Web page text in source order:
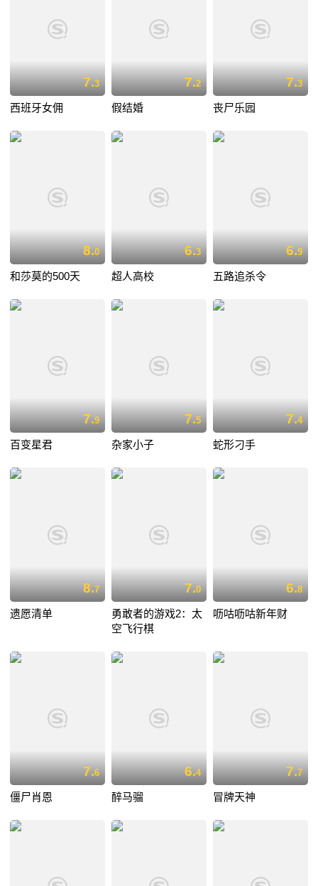
7.3
西班牙女佣
7.2
假结婚
7.3
丧尸乐园
8.0
和莎莫的500天
6.3
超人高校
6.9
五路追杀令
7.9
百变星君
7.5
杂家小子
7.4
蛇形刁手
8.7
遗愿清单
7.0
勇敢者的游戏2：太
空飞行棋
6.8
呖咕呖咕新年财
7.6
僵尸肖恩
6.4
醉马骝
7.7
冒牌天神